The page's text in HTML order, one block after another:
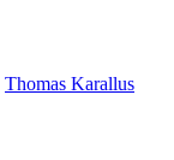
Thomas Karallus